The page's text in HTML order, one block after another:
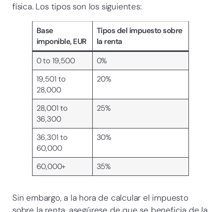
física. Los tipos son los siguientes:
Base
imponible, EUR
Tipos del impuesto sobre
la renta
0 to 19,500
0%
19,501 to
28,000
20%
28,001 to
36,300
25%
36,301 to
60,000
30%
60,000+ 35%
Sin embargo, a la hora de calcular el impuesto